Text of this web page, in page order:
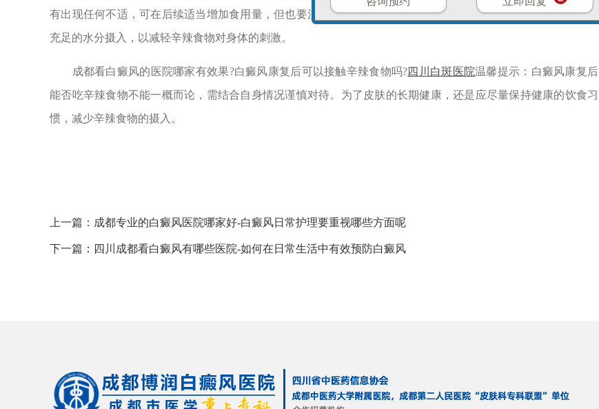
有出现任何不适，可在后续适当增加食用量，但也要注意控制频率和摄入量。同时，在食用辛辣食物时，要保证
充足的水分摄入，以减轻辛辣食物对身体的刺激。
成都看白癜风的医院哪家有效果?白癜风康复后可以接触辛辣食物吗?四川白斑医院温馨提示：白癜风康复后
能否吃辛辣食物不能一概而论，需结合自身情况谨慎对待。为了皮肤的长期健康，还是应尽量保持健康的饮食习
惯，减少辛辣食物的摄入。
上一篇： 成都专业的白癜风医院哪家好-白癜风日常护理要重视哪些方面呢
下一篇： 四川成都看白癜风有哪些医院-如何在日常生活中有效预防白癜风